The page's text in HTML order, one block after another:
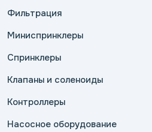
Фильтрация
Миниспринклеры
Спринклеры
Клапаны и соленоиды
Контроллеры
Насосное оборудование